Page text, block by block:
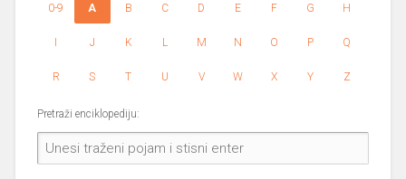
0-9 A B C D E F G H
I J K L M N O P Q
R S T U V W X Y Z
Pretraži enciklopediju: